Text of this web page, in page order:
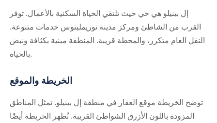
إل بينيلو هي حي حيث تلتقي الحياة السكنية بالأعمال. توفر
القرب من الشاطئ ومركز مدينة توريملينوس خدمات متنوعة.
النقل العام متكرر، والمحطة قريبة. المنطقة مبنية بكثافة ونبض
بالحياة.
الخريطة والموقع
توضح الخريطة موقع العقار في منطقة إل بينيلو. تمثل المناطق
المزودة باللون الأزرق الشواطئ القريبة. تُظهر الخريطة أيضًا